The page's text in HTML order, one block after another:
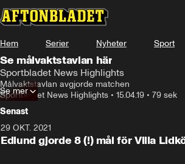
Hem Serier Nyheter Sport
Se målvaktstavlan här
Sportbladet News Highlights
Målvaktstavlan avgjorde matchen
Sportbladet News Highlights • 15.04.19 • 79 sek
Se mer
Senast
29 OKT. 2021
Edlund gjorde 8 (!) mål för Villa